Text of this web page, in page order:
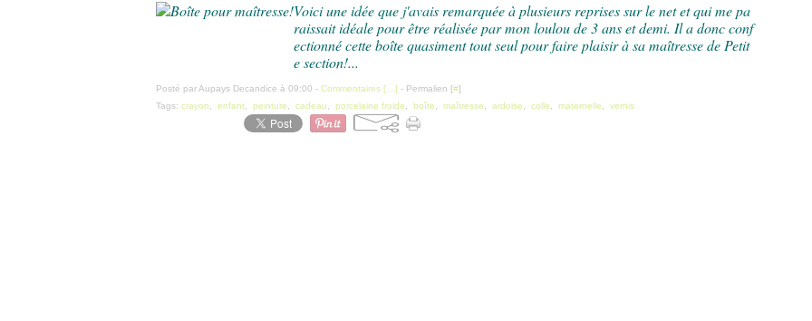
Voici une idée que j'avais remarquée à plusieurs reprises sur le net et qui me pa
raissait idéale pour être réalisée par mon loulou de 3 ans et demi. Il a donc conf
ectionné cette boîte quasiment tout seul pour faire plaisir à sa maîtresse de Petit
e section!...
Posté par Aupays Decandice à 09:00 - Commentaires [ ] - Permalien [#]
Tags: crayon enfant peinture cadeau porcelaine froide boîte maîtresse ardoise colle maternelle vernis